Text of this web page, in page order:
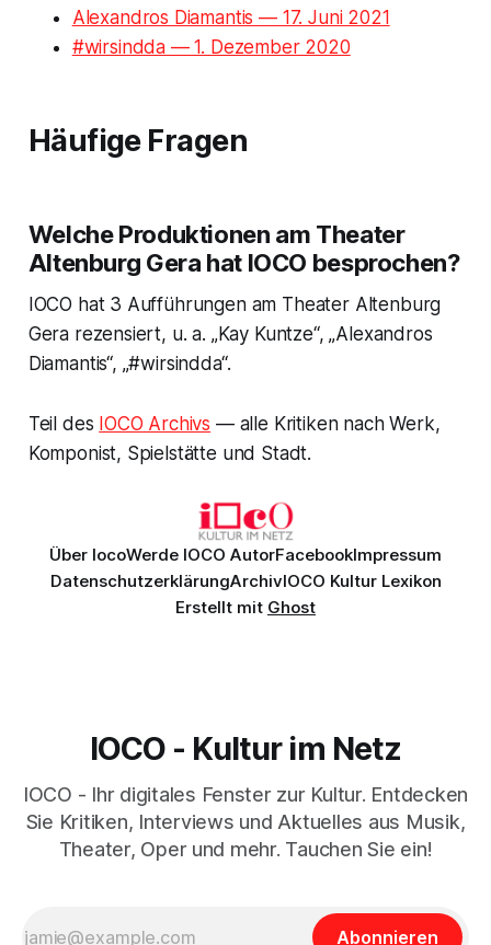
Alexandros Diamantis — 17. Juni 2021
#wirsindda — 1. Dezember 2020
Häufige Fragen
Welche Produktionen am Theater
Altenburg Gera hat IOCO besprochen?
IOCO hat 3 Aufführungen am Theater Altenburg
Gera rezensiert, u. a. „Kay Kuntze“, „Alexandros
Diamantis“, „#wirsindda“.
Teil des IOCO Archivs — alle Kritiken nach Werk,
Komponist, Spielstätte und Stadt.
Über IocoWerde IOCO AutorFacebookImpressum
DatenschutzerklärungArchivIOCO Kultur Lexikon
Erstellt mit Ghost
IOCO - Kultur im Netz
IOCO - Ihr digitales Fenster zur Kultur. Entdecken
Sie Kritiken, Interviews und Aktuelles aus Musik,
Theater, Oper und mehr. Tauchen Sie ein!
Abonnieren